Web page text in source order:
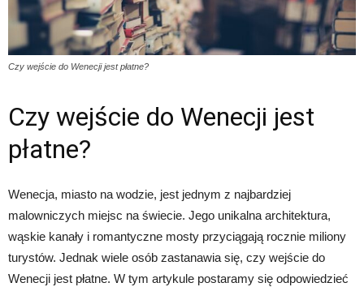
Czy wejście do Wenecji jest płatne?
Czy wejście do Wenecji jest
płatne?
Wenecja, miasto na wodzie, jest jednym z najbardziej
malowniczych miejsc na świecie. Jego unikalna architektura,
wąskie kanały i romantyczne mosty przyciągają rocznie miliony
turystów. Jednak wiele osób zastanawia się, czy wejście do
Wenecji jest płatne. W tym artykule postaramy się odpowiedzieć